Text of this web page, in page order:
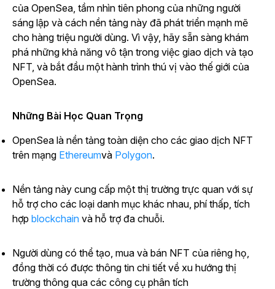
của OpenSea, tầm nhìn tiên phong của những người
sáng lập và cách nền tảng này đã phát triển mạnh mẽ
cho hàng triệu người dùng. Vì vậy, hãy sẵn sàng khám
phá những khả năng vô tận trong việc giao dịch và tạo
NFT, và bắt đầu một hành trình thú vị vào thế giới của
OpenSea.
Những Bài Học Quan Trọng
OpenSea là nền tảng toàn diện cho các giao dịch NFT
trên mạng Ethereumvà Polygon.
Nền tảng này cung cấp một thị trường trực quan với sự
hỗ trợ cho các loại danh mục khác nhau, phí thấp, tích
hợp blockchain và hỗ trợ đa chuỗi.
Người dùng có thể tạo, mua và bán NFT của riêng họ,
đồng thời có được thông tin chi tiết về xu hướng thị
trường thông qua các công cụ phân tích